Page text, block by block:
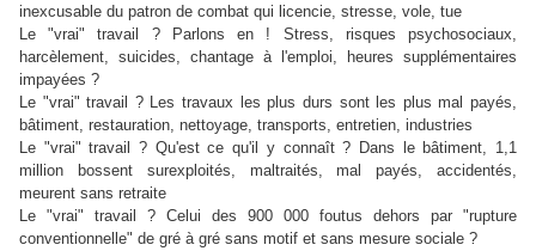
inexcusable du patron de combat qui licencie, stresse, vole, tue
Le "vrai" travail ? Parlons en ! Stress, risques psychosociaux,
harcèlement, suicides, chantage à l'emploi, heures supplémentaires
impayées ?
Le "vrai" travail ? Les travaux les plus durs sont les plus mal payés,
bâtiment, restauration, nettoyage, transports, entretien, industries
Le "vrai" travail ? Qu'est ce qu'il y connaît ? Dans le bâtiment, 1,1
million bossent surexploités, maltraités, mal payés, accidentés,
meurent sans retraite
Le "vrai" travail ? Celui des 900 000 foutus dehors par "rupture
conventionnelle" de gré à gré sans motif et sans mesure sociale ?